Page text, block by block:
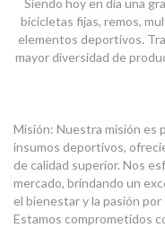
Siendo hoy en día una
bicicletas fijas, remos,
elementos deportivos.
mayor diversidad de
Misión: Nuestra misión es
insumos deportivos,
de calidad superior. Nos
mercado, brindando un
el bienestar y la pasión
Estamos comprometidos